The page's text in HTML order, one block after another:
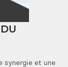
synergie et une